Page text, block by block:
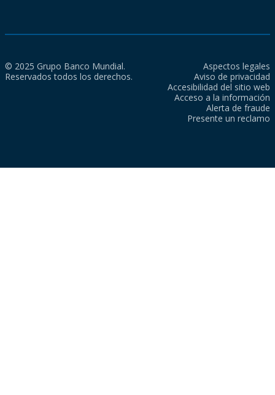
© 2025 Grupo Banco Mundial.
Reservados todos los derechos.
Aspectos legales
Aviso de privacidad
Accesibilidad del sitio web
Acceso a la información
Alerta de fraude
Presente un reclamo